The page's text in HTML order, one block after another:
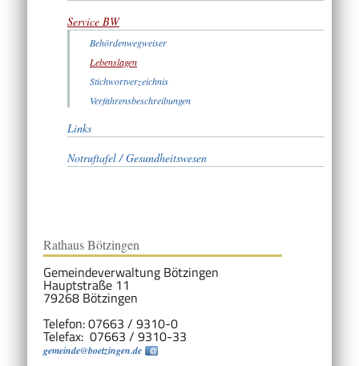
Service BW
Behördenwegweiser
Lebenslagen
Stichwortverzeichnis
Verfahrensbeschreibungen
Links
Notruftafel / Gesundheitswesen
Rathaus Bötzingen
Gemeindeverwaltung Bötzingen
Hauptstraße 11
79268 Bötzingen
Telefon: 07663 / 9310-0
Telefax: 07663 / 9310-33
gemeinde@boetzingen.de